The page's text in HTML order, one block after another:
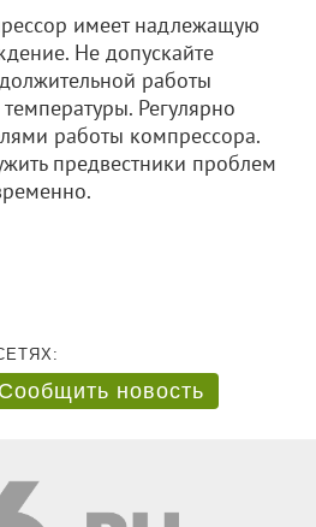
имеет надлежащую
Не допускайте
работы
Регулярно
работы компрессора.
предвестники проблем
Сообщить новость